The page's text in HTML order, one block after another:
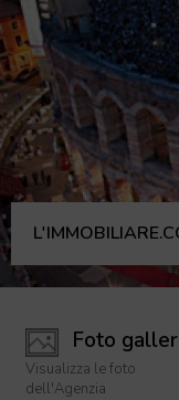
Foto
Visualizza le foto
dell'Agenzia